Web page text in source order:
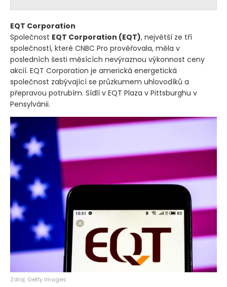
EQT Corporation
Společnost EQT Corporation (EQT), největší ze tří
společností, které CNBC Pro prověřovala, měla v
posledních šesti měsících nevýraznou výkonnost ceny
akcií. EQT Corporation je americká energetická
společnost zabývající se průzkumem uhlovodíků a
přepravou potrubím. Sídlí v EQT Plaza v Pittsburghu v
Pensylvánii.
Zdroj: Getty Images